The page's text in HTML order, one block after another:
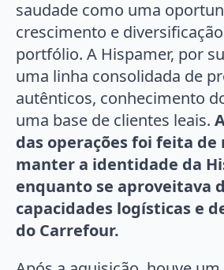
saudade como uma
crescimento e
portfólio. A Hispamer, por
uma linha consolidada de
autênticos, conhecimento
uma base de clientes leais.
das operações foi feita de
manter a identidade da
enquanto se aproveitava
capacidades logísticas e
do Carrefour.